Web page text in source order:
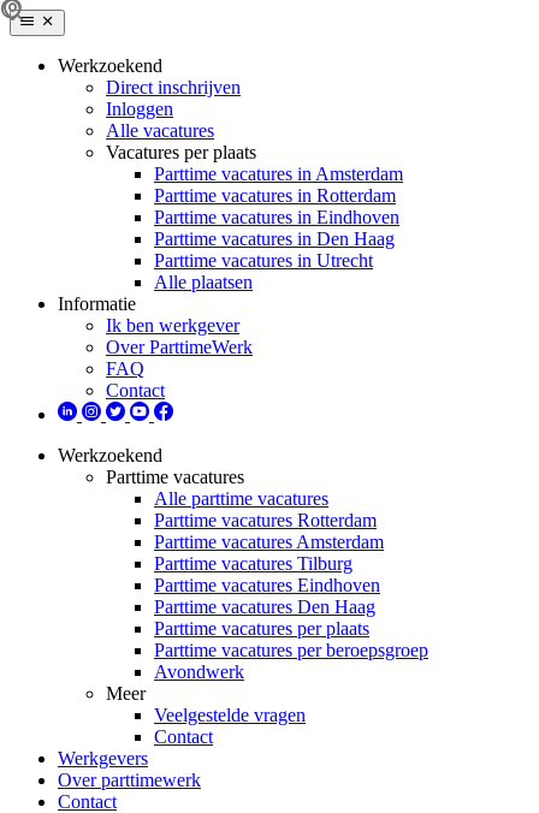
Werkzoekend
Direct inschrijven
Inloggen
Alle vacatures
Vacatures per plaats
Parttime vacatures in Amsterdam
Parttime vacatures in Rotterdam
Parttime vacatures in Eindhoven
Parttime vacatures in Den Haag
Parttime vacatures in Utrecht
Alle plaatsen
Informatie
Ik ben werkgever
Over ParttimeWerk
FAQ
Contact
Werkzoekend
Parttime vacatures
Alle parttime vacatures
Parttime vacatures Rotterdam
Parttime vacatures Amsterdam
Parttime vacatures Tilburg
Parttime vacatures Eindhoven
Parttime vacatures Den Haag
Parttime vacatures per plaats
Parttime vacatures per beroepsgroep
Avondwerk
Meer
Veelgestelde vragen
Contact
Werkgevers
Over parttimewerk
Contact